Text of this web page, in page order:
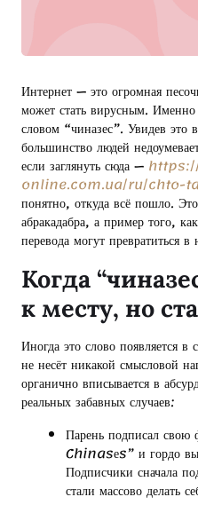
Интернет — это огромная
может стать вирусным.
словом “чиназес”. Увидев это
большинство людей
если заглянуть сюда —
online.com.ua/ru/chto-
понятно, откуда всё пошло.
абракадабра, а пример того,
перевода могут превратиться
Когда
к месту, но
Иногда это слово появляется
не несёт никакой смысловой
органично вписывается в
реальных забавных случаев:
Парень подписал
Chinasеs” и гордо
Подписчики сначала
стали массово делать